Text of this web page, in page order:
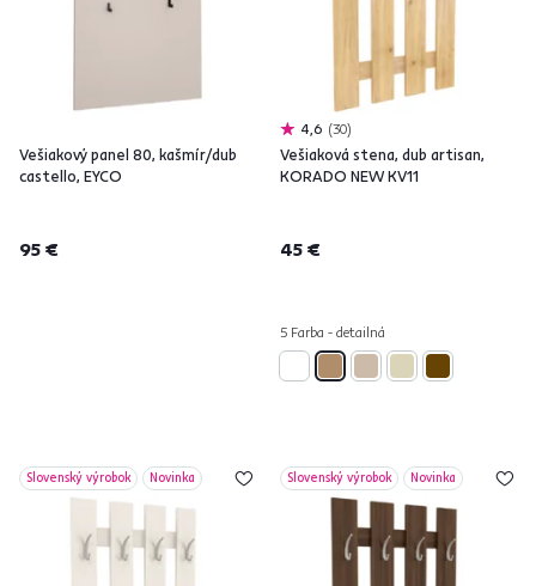
Vešiakový panel 80, kašmír/dub
castello, EYCO
95 €
4,6 30
Vešiaková stena, dub artisan,
KORADO NEW KV11
45 €
5 Farba - detailná
Slovenský výrobok Novinka Slovenský výrobok Novinka